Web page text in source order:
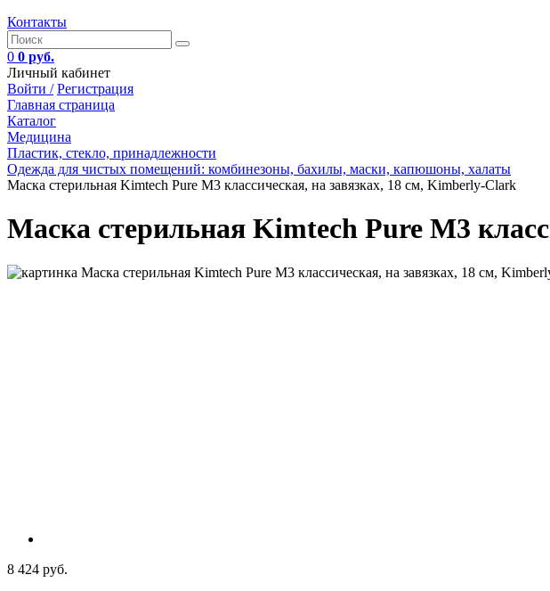
Контакты
0 0 руб.
Личный кабинет
Войти / Регистрация
Главная страница
Каталог
Медицина
Пластик, стекло, принадлежности
Одежда для чистых помещений: комбинезоны, бахилы, маски, капюшоны, халаты
Маска стерильная Kimtech Pure M3 классическая, на завязках, 18 см, Kimberly-Clark
Маска стерильная Kimtech Pure M3
8 424 руб.